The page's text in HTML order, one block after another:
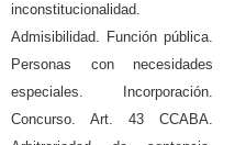
inconstitucionalidad.
Admisibilidad. Función pública.
Personas con necesidades
especiales. Incorporación.
Concurso. Art. 43 CCABA.